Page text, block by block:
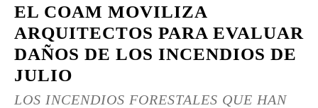
EL COAM MOVILIZA
ARQUITECTOS PARA EVALUAR
DAÑOS DE LOS INCENDIOS DE
JULIO
LOS INCENDIOS FORESTALES QUE HAN